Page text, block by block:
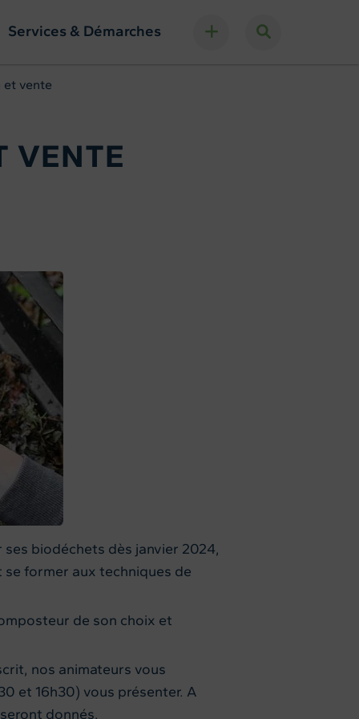
Services & Démarches
et vente
VENTE
biodéchets dès janvier 2024,
former aux techniques de
de son choix et
nos animateurs vous
et 16h30) vous présenter. A
donnés.